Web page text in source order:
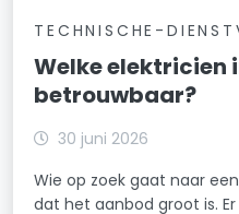
TECHNISCHE-
Welke elektricien
betrouwbaar?
30 juni 2026
Wie op zoek gaat naar
dat het aanbod groot is.